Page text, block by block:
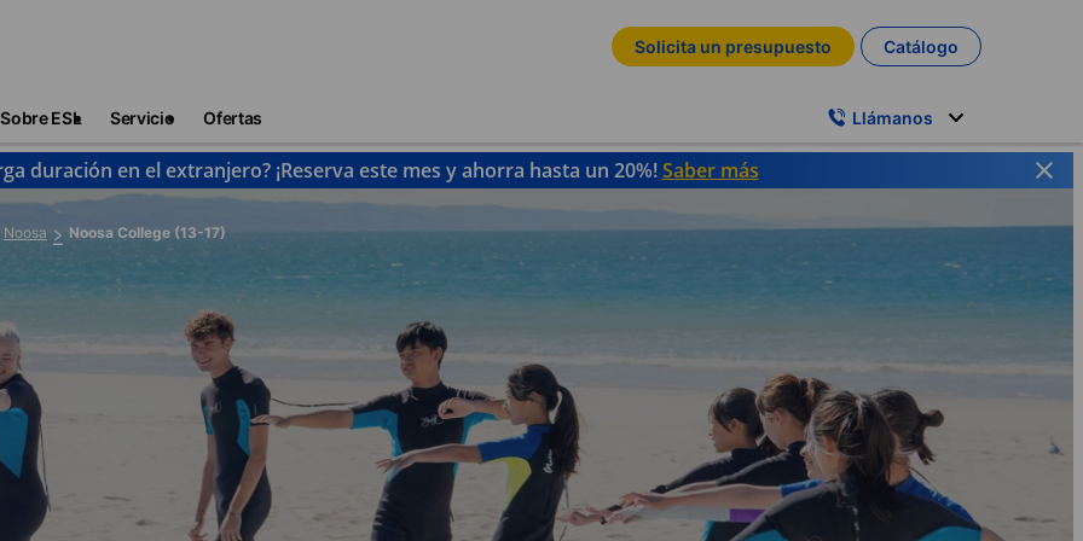
Solicita un presupuesto Catálogo
Sobre ESL Servicio Ofertas Llámanos
duración en el extranjero? ¡Reserva este mes y ahorra hasta un 20%!Saber más
Noosa Noosa College (13-17)